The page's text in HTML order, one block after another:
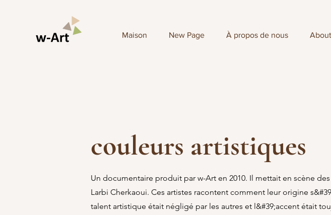
Maison New Page À propos de nous About
couleurs artistiques
Un documentaire produit par w-Art en 2010. Il mettait en scène
Larbi Cherkaoui. Ces artistes racontent comment leur origine
talent artistique était négligé par les autres et l&#39;accent était